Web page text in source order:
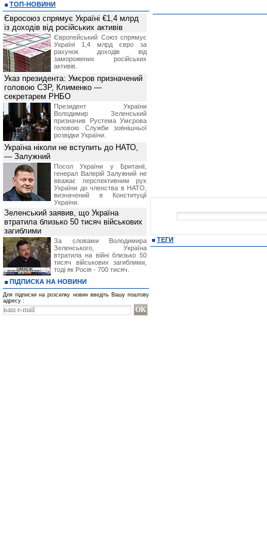
ТЕГИ
ТОП-НОВИНИ
Євросоюз спрямує Україні €1,4 млрд
із доходів від російських активів
Європейський Союз спрямує
Україні 1,4 млрд євро за
рахунок доходів від
заморожених російських
активів.
Указ президента: Умєров призначений
головою СЗР, Клименко —
секретарем РНБО
Президент України
Володимир Зеленський
призначив Pустема Умєрова
головою Служби зовнішньої
розвідки України.
Україна ніколи не вступить до НАТО,
— Залужний
Посол України у Британії,
генерал Валерій Залужний не
вважає перспективним рух
України до членства в НАТО,
визначений в Конституції
України.
Зеленський заявив, що Україна
втратила близько 50 тисяч військових
загиблими
За словами Володимира
Зеленського, Україна
втратила на війні близько 50
тисяч військових загиблими,
тоді як Росія - 700 тисяч.
ПІДПИСКА НА НОВИНИ
Для підписки на розсилку новин введіть Вашу поштову
адресу :